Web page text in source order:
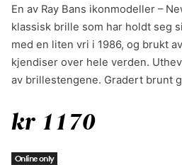
En av Ray Bans ikonmodeller –
klassisk brille som har holdt seg
med en liten vri i 1986, og brukt
kjendiser over hele verden.
av brillestengene. Gradert brunt
kr 1170
Online only